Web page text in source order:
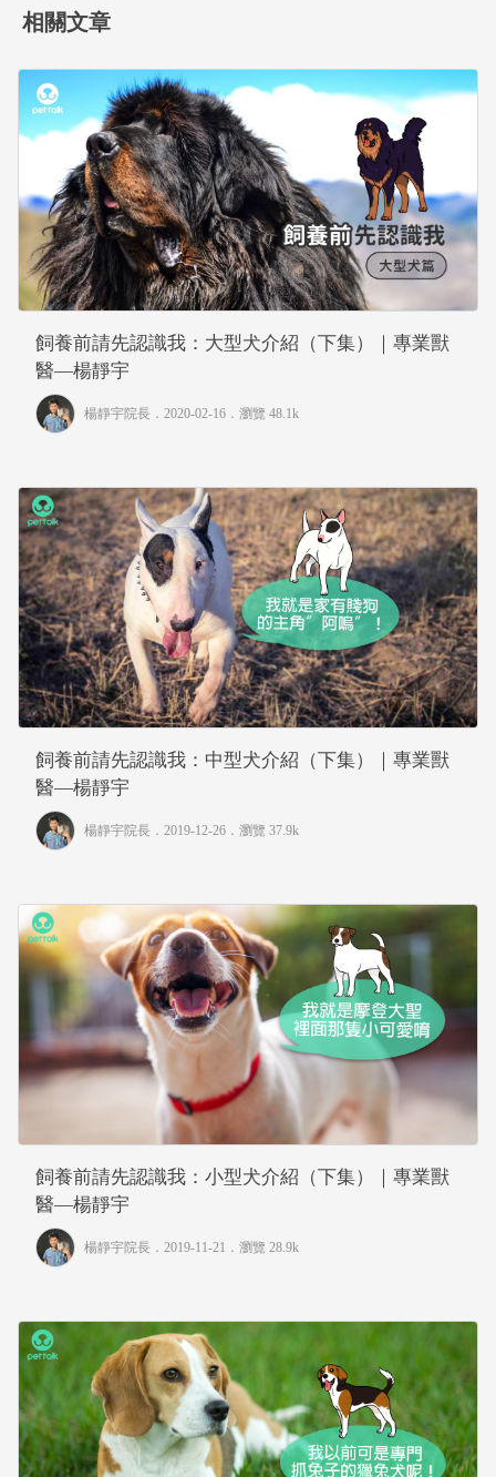
相關文章
飼養前請先認識我：大型犬介紹（下集）｜專業獸
醫—楊靜宇
楊靜宇院長 ．2020-02-16． 瀏覽 48.1k
飼養前請先認識我：中型犬介紹（下集）｜專業獸
醫—楊靜宇
楊靜宇院長 ．2019-12-26． 瀏覽 37.9k
飼養前請先認識我：小型犬介紹（下集）｜專業獸
醫—楊靜宇
楊靜宇院長 ．2019-11-21． 瀏覽 28.9k